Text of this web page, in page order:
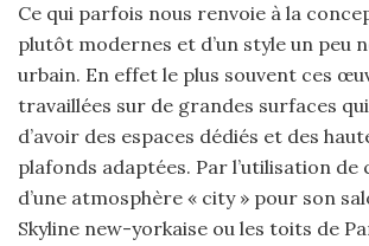
Ce qui parfois nous renvoie à la
plutôt modernes et d’un style un peu
urbain. En effet le plus souvent ces
travaillées sur de grandes surfaces
d’avoir des espaces dédiés et des
plafonds adaptées. Par l’utilisation
d’une atmosphère « city » pour son
Skyline new-yorkaise ou les toits de